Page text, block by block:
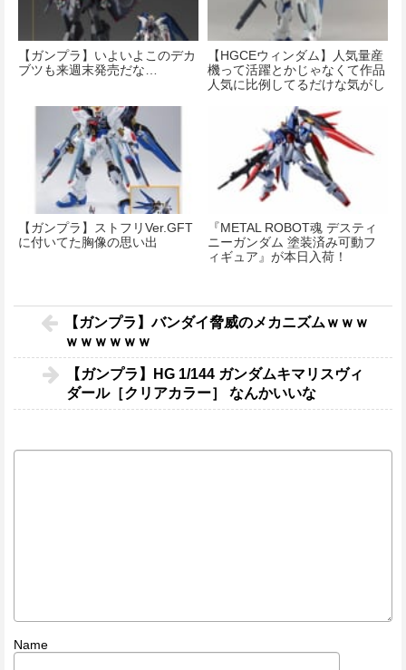
【ガンプラ】いよいよこのデカ
ブツも来週末発売だな…
【HGCEウィンダム】人気量産
機って活躍とかじゃなくて作品
人気に比例してるだけな気がし
【ガンプラ】ストフリVer.GFT
に付いてた胸像の思い出
『METAL ROBOT魂 デスティ
ニーガンダム 塗装済み可動フ
ィギュア』が本日入荷！
【ガンプラ】バンダイ脅威のメカニズムｗｗｗ
ｗｗｗｗｗｗ
【ガンプラ】HG 1/144 ガンダムキマリスヴィ
ダール［クリアカラー］ なんかいいな
Name